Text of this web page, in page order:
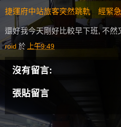
捷運府中站旅客突然跳軌 經緊
還好我今天剛好比較早下班, 不然
roid 於 上午9:49
沒有留言:
張貼留言